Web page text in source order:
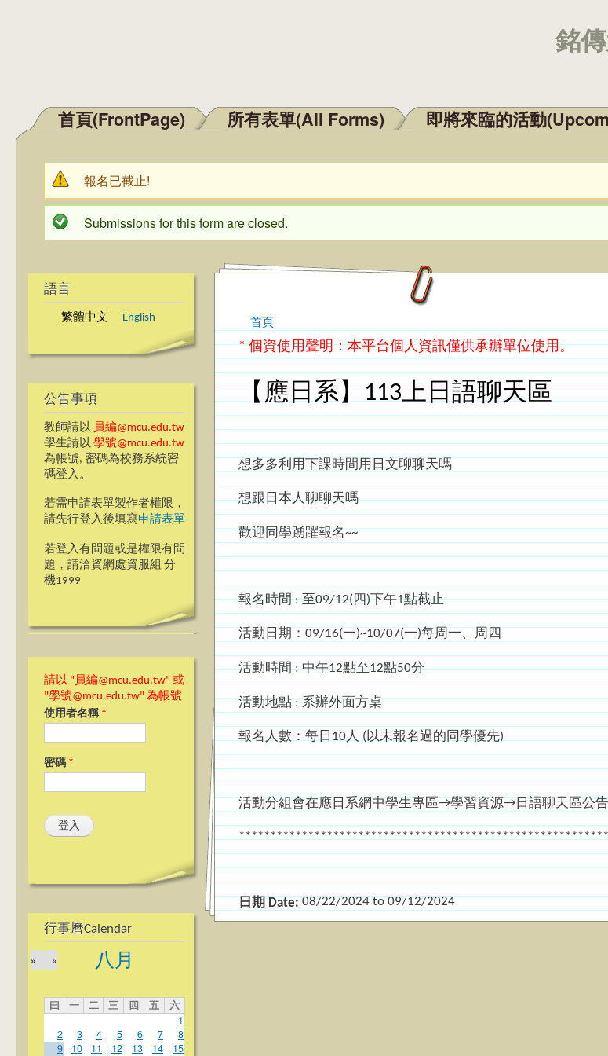
銘
主選單
首頁(FrontPage) 所有表單(All Forms) 即將來臨的活動
警告訊息
報名已截止!
狀態訊息
Submissions for this form are closed.
語言
繁體中文 English
公告事項
教師請以 員編@mcu.edu.tw
學生請以 學號@mcu.edu.tw
為帳號, 密碼為校務系統密
碼登入。
若需申請表單製作者權限，
請先行登入後填寫申請表單
若登入有問題或是權限有問
題，請洽資網處資服組 分
機1999
請以 "員編@mcu.edu.tw" 或
"學號@mcu.edu.tw" 為帳號
使用者名稱 *
密碼 *
行事曆Calendar
八月
«
»
曰 一 二 三 四 五
六
1
2
3 4 5 6 7
8
9
10 11 12 13 14
15
您在這裡
首頁
* 個資使用聲明：本平台個人資訊僅供承辦單位使用。
【應日系】113上日語聊天區
想多多利用下課時間用日文聊聊天嗎
想跟日本人聊聊天嗎
歡迎同學踴躍報名~~
報名時間 : 至09/12(四)下午1點截止
活動日期：09/16(一)~10/07(一)每周一、周四
活動時間 : 中午12點至12點50分
活動地點 : 系辦外面方桌
報名人數：每日10人 (以未報名過的同學優先)
活動分組會在應日系網中學生專區→學習資源→日語聊天區公告
日期 Date: 08/22/2024 to 09/12/2024